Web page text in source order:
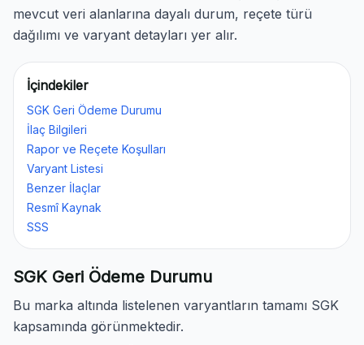
mevcut veri alanlarına dayalı durum, reçete türü
dağılımı ve varyant detayları yer alır.
İçindekiler
SGK Geri Ödeme Durumu
İlaç Bilgileri
Rapor ve Reçete Koşulları
Varyant Listesi
Benzer İlaçlar
Resmî Kaynak
SSS
SGK Geri Ödeme Durumu
Bu marka altında listelenen varyantların tamamı SGK
kapsamında görünmektedir.